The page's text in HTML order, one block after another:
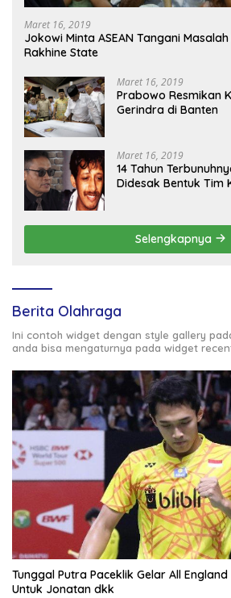
Maret 16, 2019
Jokowi Minta ASEAN Tangani
Rakhine State
Maret 16, 2019
Prabowo Resmikan
Gerindra di Banten
Maret 16, 2019
14 Tahun
Didesak Bentuk Tim
Selengkapnya
Berita Olahraga
Ini contoh widget dengan style gallery
anda bisa mengaturnya pada widget
Tunggal Putra Paceklik Gelar All
Untuk Jonatan dkk